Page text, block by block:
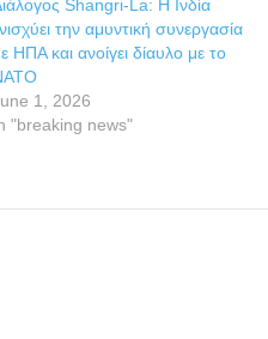
Shangri-La: Η Ινδία
την αμυντική συνεργασία
ΗΠΑ και ανοίγει δίαυλο με το
1, 2026
"breaking news"